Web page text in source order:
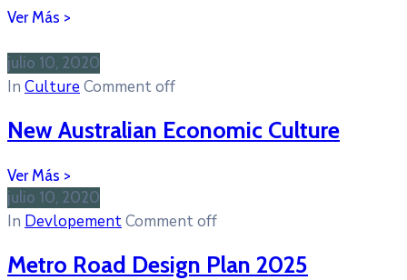
julio 10, 2020
In Culture Comment off
New Australian Economic Culture
julio 10, 2020
In DevlopementComment off
Metro Road Design Plan 2025